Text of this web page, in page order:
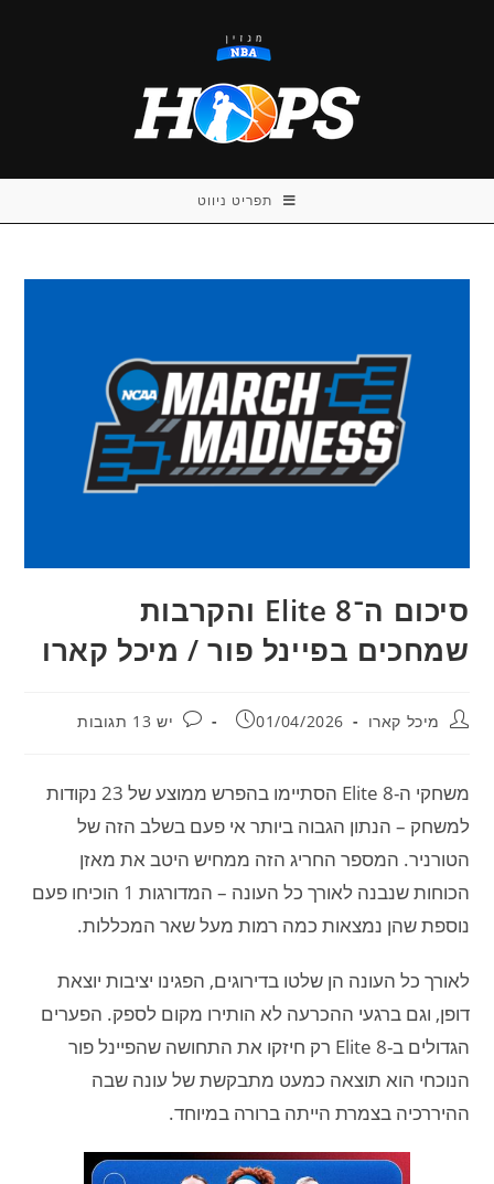
תפריט ניווט
סיכום ה־Elite 8 והקרבות
שמחכים בפיינל פור / מיכל קארו
מחבר:מיכל קארו פורסם:
01/04/2026 תגובות:
יש 13 תגובות
משחקי ה-Elite 8 הסתיימו בהפרש ממוצע של 23 נקודות
למשחק – הנתון הגבוה ביותר אי פעם בשלב הזה של
הטורניר. המספר החריג הזה ממחיש היטב את מאזן
הכוחות שנבנה לאורך כל העונה – המדורגות 1 הוכיחו פעם
נוספת שהן נמצאות כמה רמות מעל שאר המכללות.
לאורך כל העונה הן שלטו בדירוגים, הפגינו יציבות יוצאת
דופן, וגם ברגעי ההכרעה לא הותירו מקום לספק. הפערים
הגדולים ב-Elite 8 רק חיזקו את התחושה שהפיינל פור
הנוכחי הוא תוצאה כמעט מתבקשת של עונה שבה
ההיררכיה בצמרת הייתה ברורה במיוחד.